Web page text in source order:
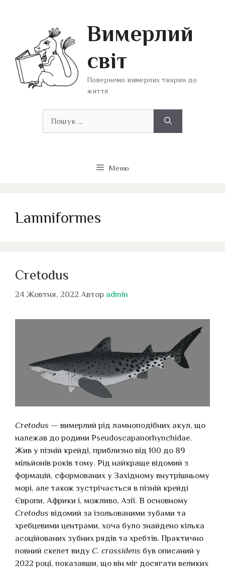
Вимерлий
світ
Повернемо вимерлих тварин до
життя
Меню
Lamniformes
Cretodus
24 Жовтня, 2022 Автор admin
Cretodus — вимерлий рід ламноподібних акул, що
належав до родини Pseudoscapanorhynchidae.
Жив у пізній крейді, приблизно від 100 до 89
мільйонів років тому. Рід найкраще відомий з
формацій, сформованих у Західному внутрішньому
морі, але також зустрічається в пізній крейді
Європи, Африки і, можливо, Азії. В основному
Cretodus відомий за ізольованими зубами та
хребцевими центрами, хоча було знайдено кілька
асоційованих зубних рядів та хребтів. Практично
повний скелет виду C. crassidens був описаний у
2022 році, показавши, що він міг досягати великих